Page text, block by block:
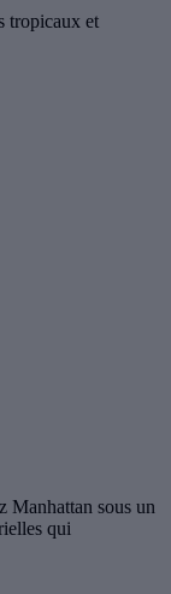
tropicaux et
Manhattan sous un
qui